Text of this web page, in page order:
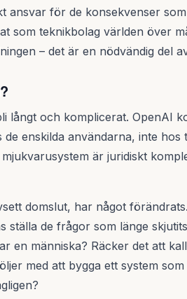
ansvar för de konsekvenser
som teknikbolag världen över
– det är en nödvändig del
långt och komplicerat. OpenAI
enskilda användarna, inte hos
är juridiskt
domslut, har något
ställa de frågor som länge
en människa? Räcker det att
med att bygga ett system